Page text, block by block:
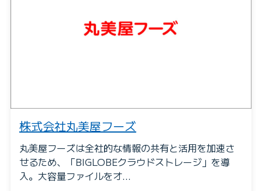
株式会社丸美屋フーズ
丸美屋フーズは全社的な情報の共有と活用を加速さ
せるため、「BIGLOBEクラウドストレージ」を導
入。大容量ファイルをオ…